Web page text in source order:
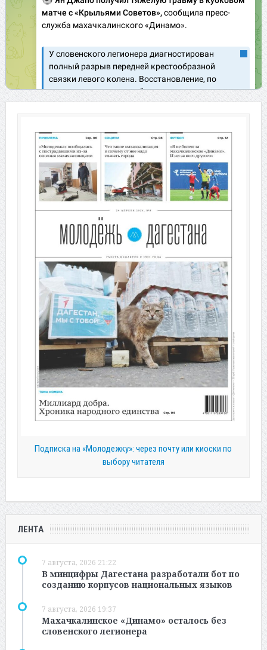
Подписка на «Молодежку»: через почту или киоски по
выбору читателя
ЛЕНТА
7 августа, 2026 21:22
В минцифры Дагестана разработали бот по
созданию корпусов национальных языков
7 августа, 2026 19:37
Махачкалинское «Динамо» осталось без
словенского легионера